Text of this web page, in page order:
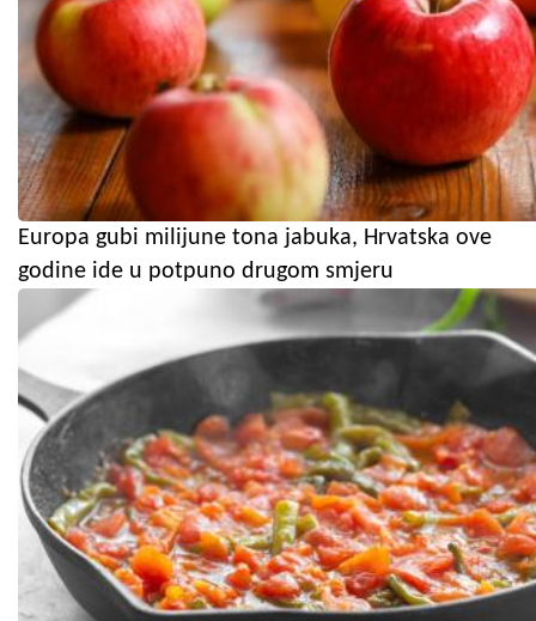
Europa gubi milijune tona jabuka, Hrvatska ove
godine ide u potpuno drugom smjeru